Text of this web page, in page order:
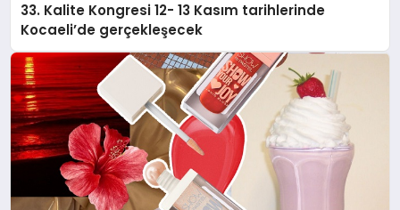
33. Kalite Kongresi 12- 13 Kasım tarihlerinde
Kocaeli’de gerçekleşecek